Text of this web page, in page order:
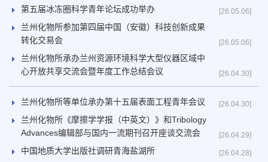
[26.05.06]
第五届冰冻圈科学青年论坛成功举办
[26.05.06]
兰州化物所参加第四届中国（安徽）科技创新成果
转化交易会
[26.04.30]
兰州化物所承办兰州资源环境科学大型仪器区域中
心开放共享交流会暨年度工作总结会议
[26.04.30]
兰州化物所等单位承办第十五届表面工程青年会议
[26.04.29]
兰州化物所《摩擦学学报（中英文）》和Tribology
Advances编辑部与国内一流期刊召开座谈交流会
[26.04.28]
中国地质大学出版社调研青海盐湖所